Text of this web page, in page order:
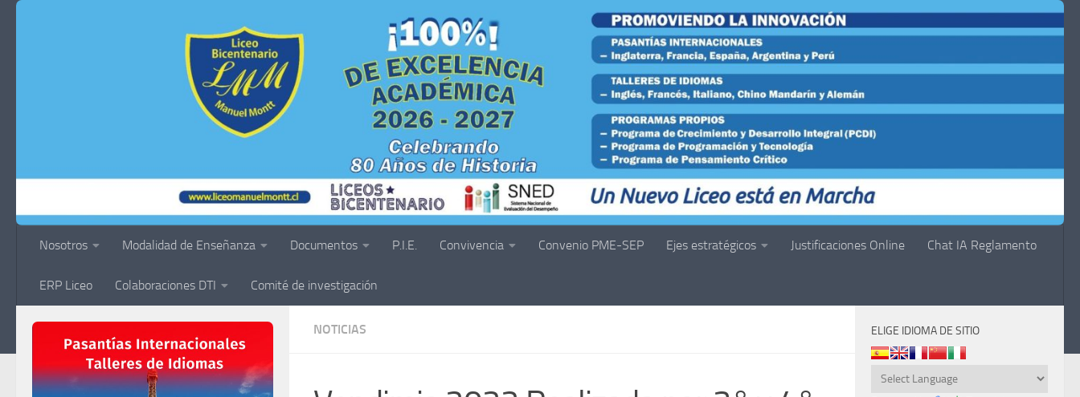
Nosotros Modalidad de Enseñanza Documentos P.I.E. Convivencia Convenio PME-SEP Ejes estratégicos Justificaciones Online Chat IA Reglamento
ERP Liceo Colaboraciones DTI Comité de investigación
NOTICIAS ELIGE IDIOMA DE SITIO